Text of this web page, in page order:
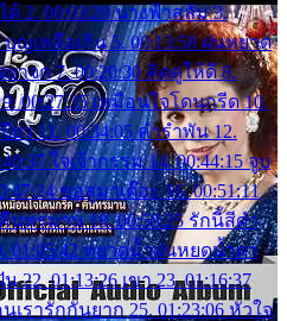
2. 00:03:20 นางฟ้าสลัม 3.
บุญเหลือเกิน 5. 00:13:58 ฝนหยาด
ยาจก 7. 00:20:30 คิดดูให้ดี 8.
00:27:35 เหมือนใจโดนกรีด 10.
ยว 11. 00:34:05 คำรำพัน 12.
ใจเจ้ากรรม 14. 00:44:15 จูบ
ขอสูมาเต๊อะ 16. 00:51:11
นทรมาน 18. 00:58:25 รักนี้สีดำ
01:05:42 หยาดน้ำฝนหยดน้ำตา
22. 01:13:26 เขา 23. 01:16:37
เรารักกันยาก 25. 01:23:06 หัวใจ